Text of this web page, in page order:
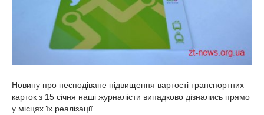
Новину про несподіване підвищення вартості транспортних
карток з 15 січня наші журналісти випадково дізнались прямо
у місцях їх реалізації...